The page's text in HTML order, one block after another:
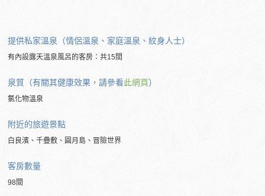
提供私家溫泉（情侶溫泉、家庭溫泉、紋身人士）
有內設露天溫泉風呂的客房：共15間
泉質（有關其健康效果，請參看此網頁）
氯化物溫泉
附近的旅遊景點
白良濱、千疊敷、圓月島、冒險世界
客房數量
98間